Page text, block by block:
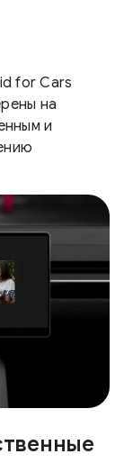
for Cars
на
и